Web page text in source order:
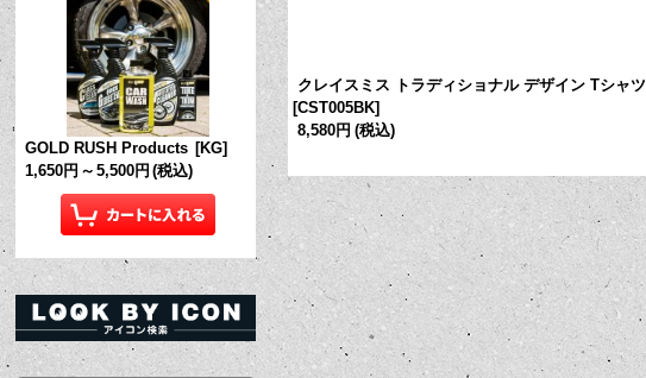
GOLD RUSH Products [KG]
1,650円 ～ 5,500円 (税込)
with mount [UPA5168]
クレイスミス トラディショナル デザイン Tシャツ
[CST005BK]
8,580円 (税込)